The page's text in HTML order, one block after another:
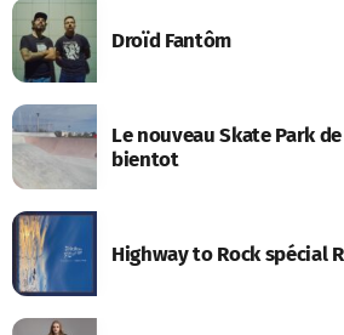
Droïd Fantôm
Le nouveau Skate Park
bientot
Highway to Rock spécial